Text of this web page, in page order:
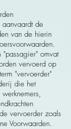
de
van de hierin
omvat
vervoerd op
"vervoerder"
die het
vervoerder zoals
Voorwaarden.